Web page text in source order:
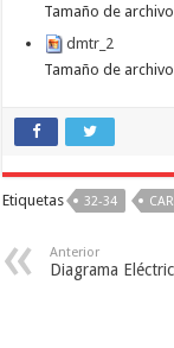
Tamaño de
dmtr_2
Tamaño de
Etiquetas 32-34
Anterior
Diagrama